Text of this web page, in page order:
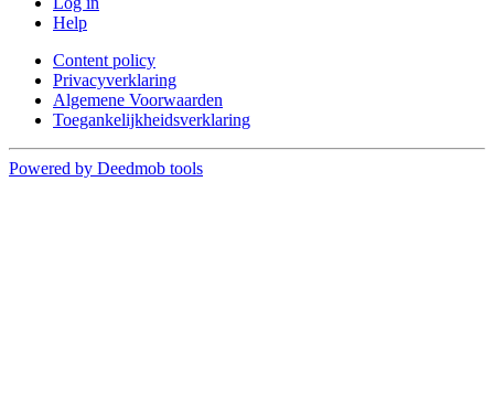
Help
Content policy
Privacyverklaring
Algemene Voorwaarden
Toegankelijkheidsverklaring
Powered by Deedmob tools